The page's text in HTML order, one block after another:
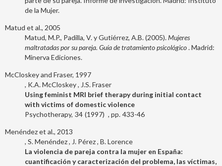
de la Mujer.
Matud et al., 2005
Matud, M.P., Padilla, V. y Gutiérrez, A.B. (2005).Mujeres
maltratadas por su pareja. Guía de tratamiento psicológico. Madrid:
Minerva Ediciones.
McCloskey and Fraser, 1997
K.A. McCloskey
J.S. Fraser
Using feminist MRI brief therapy during initial contact
with victims of domestic violence
Psychotherapy 34 1997 433-46
Menéndez et al., 2013
S. Menéndez
J. Pérez B. Lorence
La violencia de pareja contra la mujer en España:
cuantificación y caracterización del problema, las víctimas,